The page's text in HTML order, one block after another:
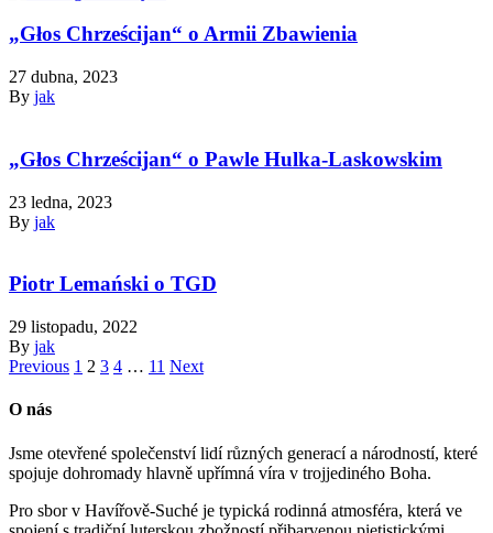
„Głos Chrześcijan“ o Armii Zbawienia
27 dubna, 2023
By jak
„Głos Chrześcijan“ o Pawle Hulka-Laskowskim
23 ledna, 2023
By jak
Piotr Lemański o TGD
29 listopadu, 2022
By jak
Previous 1 2 3 4 … 11 Next
O nás
Jsme otevřené společenství lidí různých generací a národností, které
spojuje dohromady hlavně upřímná víra v trojjediného Boha.
Pro sbor v Havířově-Suché je typická rodinná atmosféra, která ve